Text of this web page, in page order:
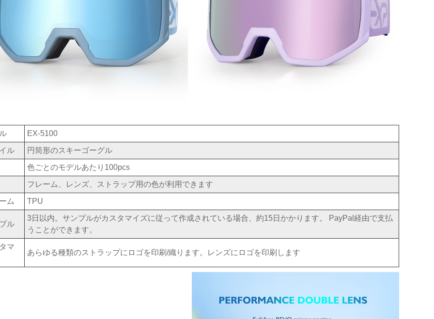
EX-5100
ル 円筒形のスキーゴーグル
色ごとのモデルあたり100pcs
フレーム、レンズ、ストラップ用の色が利用できます
ム TPU
ル
3日以内。サンプルがカスタマイズに従って作成されている場合、約15日かかります。 PayPal経由で支払
うことができます。
マ
あらゆる種類のストラップにロゴを印刷/織ります。レンズにロゴを印刷します